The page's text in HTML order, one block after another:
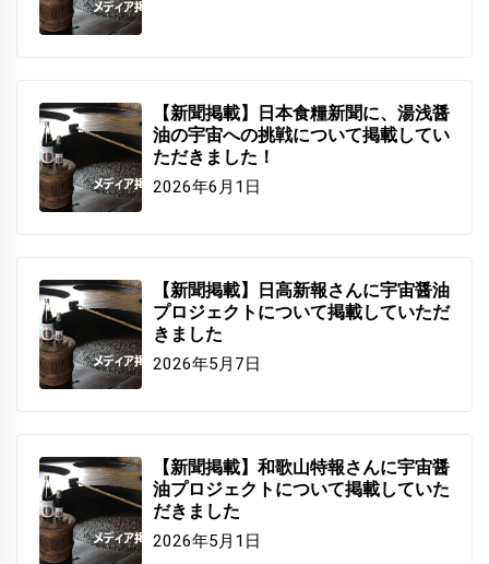
【新聞掲載】日本食糧新聞に、湯浅醤
油の宇宙への挑戦について掲載してい
ただきました！
2026年6月1日
【新聞掲載】日高新報さんに宇宙醤油
プロジェクトについて掲載していただ
きました
2026年5月7日
【新聞掲載】和歌山特報さんに宇宙醤
油プロジェクトについて掲載していた
だきました
2026年5月1日